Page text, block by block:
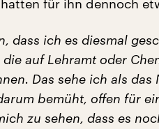
für ihn dennoch
dass ich es diesmal
auf Lehramt oder
Das sehe ich als das
bemüht, offen für
zu sehen, dass es